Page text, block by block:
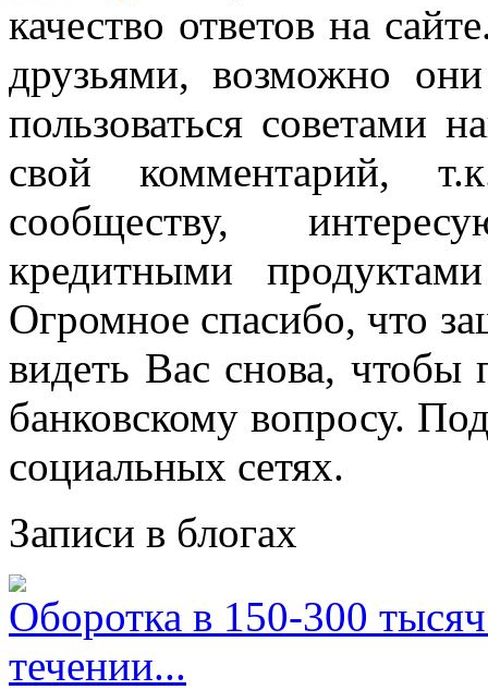
качество ответов на
друзьями, возможно
пользоваться советами
свой комментарий,
сообществу,
кредитными
Огромное спасибо, что
видеть Вас снова, чтобы
банковскому вопросу.
социальных сетях.
Записи в блогах
Оборотка в 150-300
течении...